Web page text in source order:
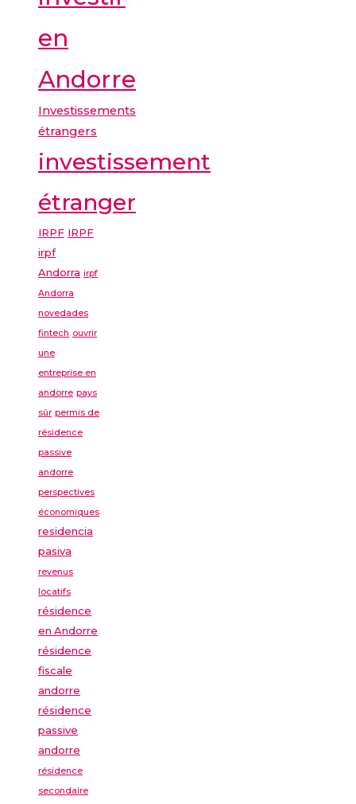
en
Andorre
Investissements
étrangers
investissement
étranger
IRPF IRPF
irpf
Andorra irpf
Andorra
novedades
fintech ouvrir
une
entreprise en
andorre pays
sûr permis de
résidence
passive
andorre
perspectives
économiques
residencia
pasiva
revenus
locatifs
résidence
en Andorre
résidence
fiscale
andorre
résidence
passive
andorre
résidence
secondaire